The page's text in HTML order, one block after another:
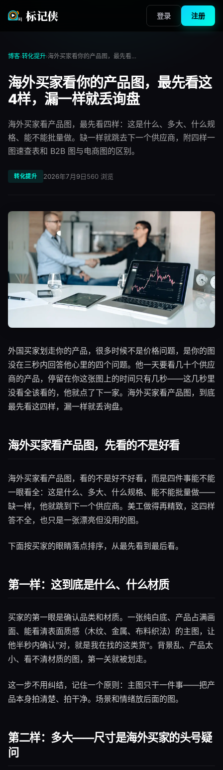
标记侠 登录 注册
博客›转化提升› 海外买家看你的产品图，最先看这4样，漏一样就丢询盘
海外买家看你的产品图，最先看这
4样，漏一样就丢询盘
海外买家看产品图，最先看四样：这是什么、多大、什么规
格、能不能批量做。缺一样就跳去下一个供应商，附四样一
图速查表和 B2B 图与电商图的区别。
转化提升 2026年7月9日560 浏览
外国买家划走你的产品，很多时候不是价格问题，是你的图
没在三秒内回答他心里的四个问题。他一天要看几十个供应
商的产品，停留在你这张图上的时间只有几秒——这几秒里
没看全该看的，他就点了下一家。海外买家看产品图，到底
最先看这四样，漏一样就丢询盘。
海外买家看产品图，先看的不是好看
海外买家看产品图，看的不是好不好看，而是四件事能不能
一眼看全：这是什么、多大、什么规格、能不能批量做——
缺一样，他就跳到下一个供应商。美工做得再精致，这四样
答不全，也只是一张漂亮但没用的图。
下面按买家的眼睛落点排序，从最先看到最后看。
第一样：这到底是什么、什么材质
买家的第一眼是确认品类和材质。一张纯白底、产品占满画
面、能看清表面质感（木纹、金属、布料织法）的主图，让
他半秒内确认"对，就是我在找的这类货"。背景乱、产品太
小、看不清材质的图，第一关就被划走。
这一步不用纠结，记住一个原则：主图只干一件事——把产
品本身拍清楚、拍干净。场景和情绪放后面的图。
第二样：多大——尺寸是海外买家的头号疑
问